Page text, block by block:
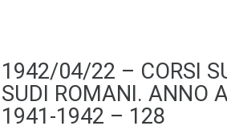
1942/04/22 – CORSI
SUDI ROMANI. ANNO
1941-1942 – 128